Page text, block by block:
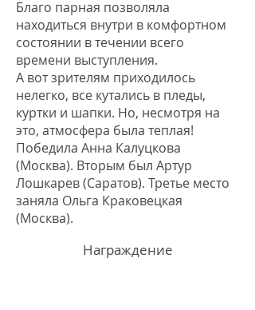
Благо парная позволяла
находиться внутри в комфортном
состоянии в течении всего
времени выступления.
А вот зрителям приходилось
нелегко, все кутались в пледы,
куртки и шапки. Но, несмотря на
это, атмосфера была теплая!
Победила Анна Калуцкова
(Москва). Вторым был Артур
Лошкарев (Саратов). Третье место
заняла Ольга Краковецкая
(Москва).
Награждение